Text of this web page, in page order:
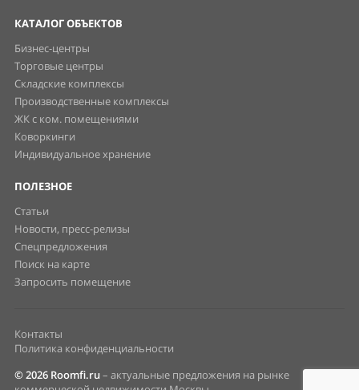
КАТАЛОГ ОБЪЕКТОВ
Бизнес-центры
Торговые центры
Складские комплексы
Производственные комплексы
ЖК с ком. помещениями
Коворкинги
Индивидуальное хранение
ПОЛЕЗНОЕ
Статьи
Новости, пресс-релизы
Спецпредложения
Поиск на карте
Запросить помещение
Контакты
Политика конфиденциальности
© 2026 Roomfi.ru– актуальные предложения на рынке